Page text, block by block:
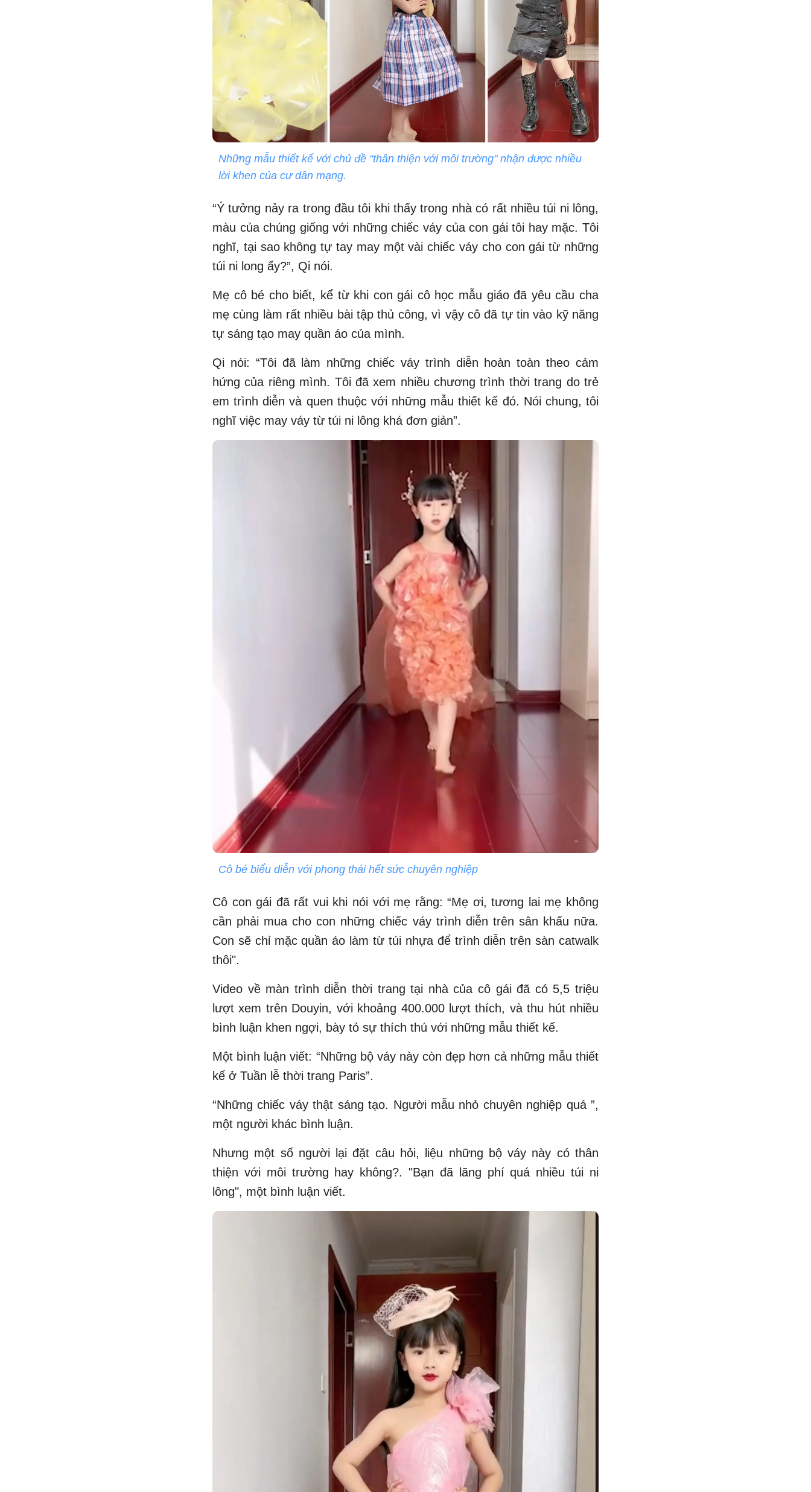
Những mẫu thiết kế với chủ đề “thân thiện với môi trường" nhận được nhiều
lời khen của cư dân mạng.
“Ý tưởng nảy ra trong đầu tôi khi thấy trong nhà có rất nhiều túi ni lông,
màu của chúng giống với những chiếc váy của con gái tôi hay mặc. Tôi
nghĩ, tại sao không tự tay may một vài chiếc váy cho con gái từ những
túi ni long ấy?”, Qi nói.
Mẹ cô bé cho biết, kể từ khi con gái cô học mẫu giáo đã yêu cầu cha
mẹ cùng làm rất nhiều bài tập thủ công, vì vậy cô đã tự tin vào kỹ năng
tự sáng tạo may quần áo của mình.
Qi nói: “Tôi đã làm những chiếc váy trình diễn hoàn toàn theo cảm
hứng của riêng mình. Tôi đã xem nhiều chương trình thời trang do trẻ
em trình diễn và quen thuộc với những mẫu thiết kế đó. Nói chung, tôi
nghĩ việc may váy từ túi ni lông khá đơn giản”.
Cô bé biểu diễn với phong thái hết sức chuyên nghiệp
Cô con gái đã rất vui khi nói với mẹ rằng: “Mẹ ơi, tương lai mẹ không
cần phải mua cho con những chiếc váy trình diễn trên sân khấu nữa.
Con sẽ chỉ mặc quần áo làm từ túi nhựa để trình diễn trên sàn catwalk
thôi".
Video về màn trình diễn thời trang tại nhà của cô gái đã có 5,5 triệu
lượt xem trên Douyin, với khoảng 400.000 lượt thích, và thu hút nhiều
bình luận khen ngợi, bày tỏ sự thích thú với những mẫu thiết kế.
Một bình luận viết: “Những bộ váy này còn đẹp hơn cả những mẫu thiết
kế ở Tuần lễ thời trang Paris”.
“Những chiếc váy thật sáng tạo. Người mẫu nhỏ chuyên nghiệp quá ”,
một người khác bình luận.
Nhưng một số người lại đặt câu hỏi, liệu những bộ váy này có thân
thiện với môi trường hay không?. "Bạn đã lãng phí quá nhiều túi ni
lông", một bình luận viết.